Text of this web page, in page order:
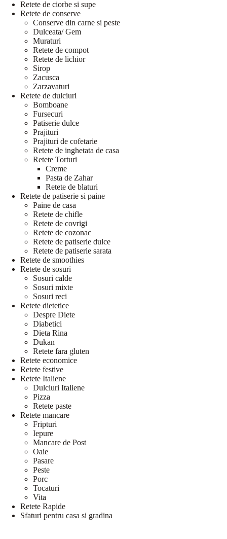
Retete de ciorbe si supe
Retete de conserve
Conserve din carne si peste
Dulceata/ Gem
Muraturi
Retete de compot
Retete de lichior
Sirop
Zacusca
Zarzavaturi
Retete de dulciuri
Bomboane
Fursecuri
Patiserie dulce
Prajituri
Prajituri de cofetarie
Retete de inghetata de casa
Retete Torturi
Creme
Pasta de Zahar
Retete de blaturi
Retete de patiserie si paine
Paine de casa
Retete de chifle
Retete de covrigi
Retete de cozonac
Retete de patiserie dulce
Retete de patiserie sarata
Retete de smoothies
Retete de sosuri
Sosuri calde
Sosuri mixte
Sosuri reci
Retete dietetice
Despre Diete
Diabetici
Dieta Rina
Dukan
Retete fara gluten
Retete economice
Retete festive
Retete Italiene
Dulciuri Italiene
Pizza
Retete paste
Retete mancare
Fripturi
Iepure
Mancare de Post
Oaie
Pasare
Peste
Porc
Tocaturi
Vita
Retete Rapide
Sfaturi pentru casa si gradina